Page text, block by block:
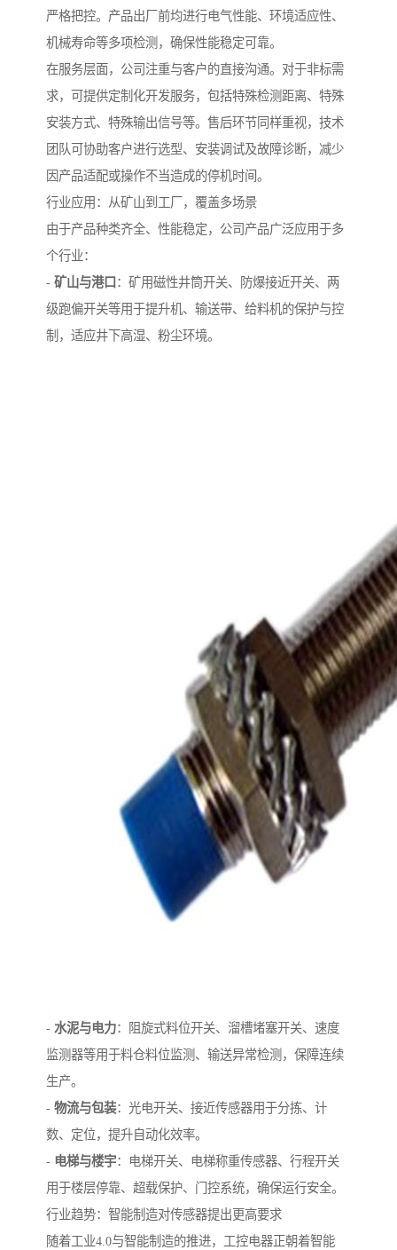
严格把控。产品出厂前均进行电气性能、环境适应性、
机械寿命等多项检测，确保性能稳定可靠。
在服务层面，公司注重与客户的直接沟通。对于非标需
求，可提供定制化开发服务，包括特殊检测距离、特殊
安装方式、特殊输出信号等。售后环节同样重视，技术
团队可协助客户进行选型、安装调试及故障诊断，减少
因产品适配或操作不当造成的停机时间。
行业应用：从矿山到工厂，覆盖多场景
由于产品种类齐全、性能稳定，公司产品广泛应用于多
个行业：
- 矿山与港口 ：矿用磁性井筒开关、防爆接近开关、两
级跑偏开关等用于提升机、输送带、给料机的保护与控
制，适应井下高湿、粉尘环境。
- 水泥与电力：阻旋式料位开关、溜槽堵塞开关、速度
监测器等用于料仓料位监测、输送异常检测，保障连续
生产。
- 物流与包装：光电开关、接近传感器用于分拣、计
数、定位，提升自动化效率。
- 电梯与楼宇：电梯开关、电梯称重传感器、行程开关
用于楼层停靠、超载保护、门控系统，确保运行安全。
行业趋势：智能制造对传感器提出更高要求
随着工业4.0与智能制造的推进，工控电器正朝着智能